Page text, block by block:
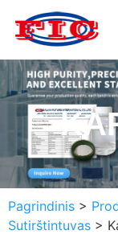
Pagrindinis >
Sutirštintuvas >